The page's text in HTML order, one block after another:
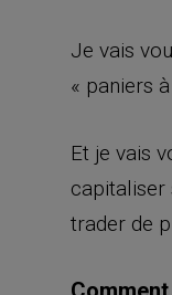
Je vais
« paniers
Et je vais
capitaliser
trader de